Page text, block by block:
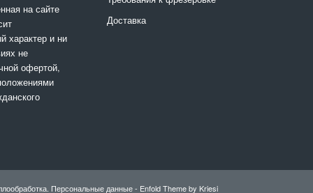
на сайте
характер и ни
не
офертой,
Доставка
Персональные данные- Enfold Theme by Kriesi